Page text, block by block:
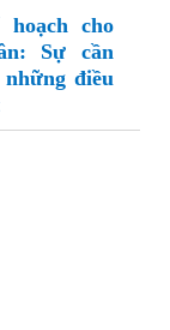
cho
Sự cần
điều